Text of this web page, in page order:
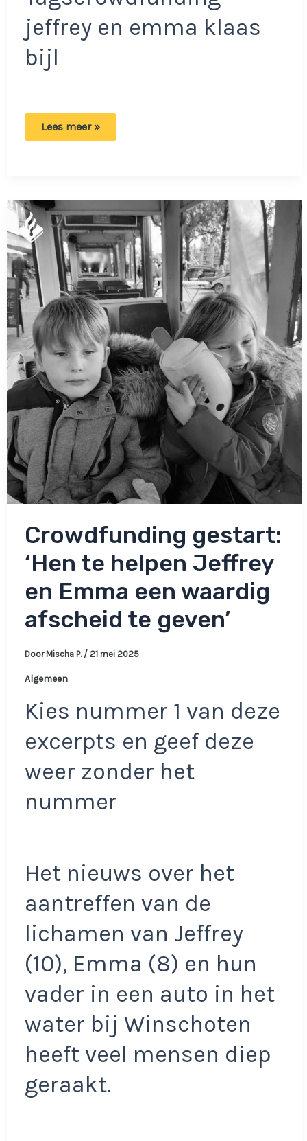
jeffrey en emma klaas
bijl
Crowdfunding
veel
geld
opgehaald!
Lees meer »
Crowdfunding gestart:
‘Hen te helpen Jeffrey
en Emma een waardig
afscheid te geven’
Door Mischa P. / 21 mei 2025
Algemeen
Kies nummer 1 van deze
excerpts en geef deze
weer zonder het
nummer
Het nieuws over het
aantreffen van de
lichamen van Jeffrey
(10), Emma (8) en hun
vader in een auto in het
water bij Winschoten
heeft veel mensen diep
geraakt.